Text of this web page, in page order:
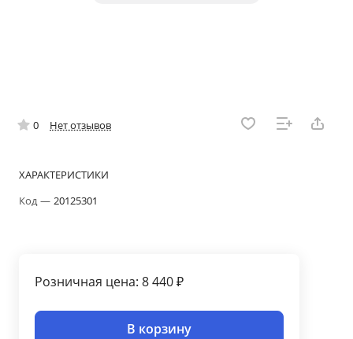
0 Нет отзывов
ХАРАКТЕРИСТИКИ
Код— 20125301
Розничная цена: 8 440 ₽
В корзину